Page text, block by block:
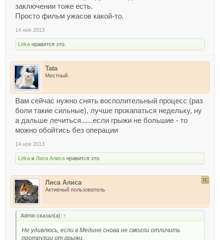
заключении тоже есть.
Просто фильм ужасов какой-то.
14 ноя 2013
Lёka нравится это.
Tata
Местный
Вам сейчас нужно снять восполительный процесс (раз
боли такие сильные), лучше прокапаться недельку, ну
а дальше лечиться......если грыжи не большие - то
можно обойтись без операции
14 ноя 2013
Lёka и Лиса Алиса нравится это.
Лиса Алиса
Активный пользователь
Admin сказал(а): ↑
Не удивлюсь, если в Медине снова не смогли отличить
протрузии от грыжи.